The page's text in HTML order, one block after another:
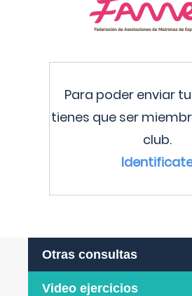
Para poder enviar
tienes que ser
club.
Otras consultas
Video ejercicios